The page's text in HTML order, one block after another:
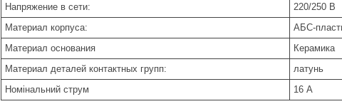
Напряжение в сети:
220/250 В
Материал корпуса:
АБС-
Материал основания
Керамика
Материал деталей контактных групп:
латунь
Номінальний струм
16 А